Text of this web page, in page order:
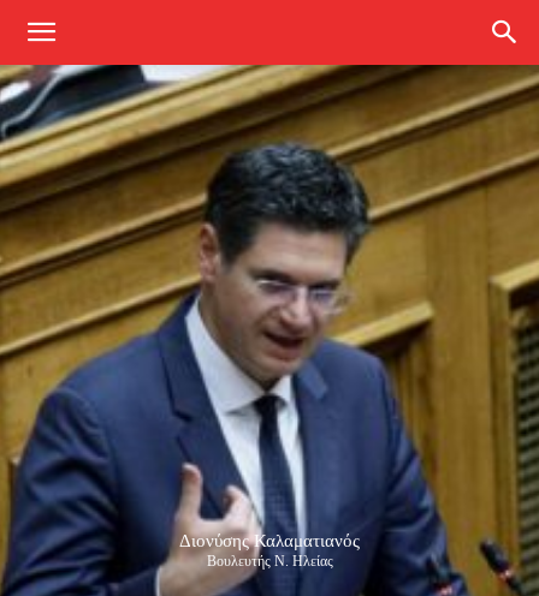
Διονύσης Καλαματιανός
Βουλευτής Ν. Ηλείας